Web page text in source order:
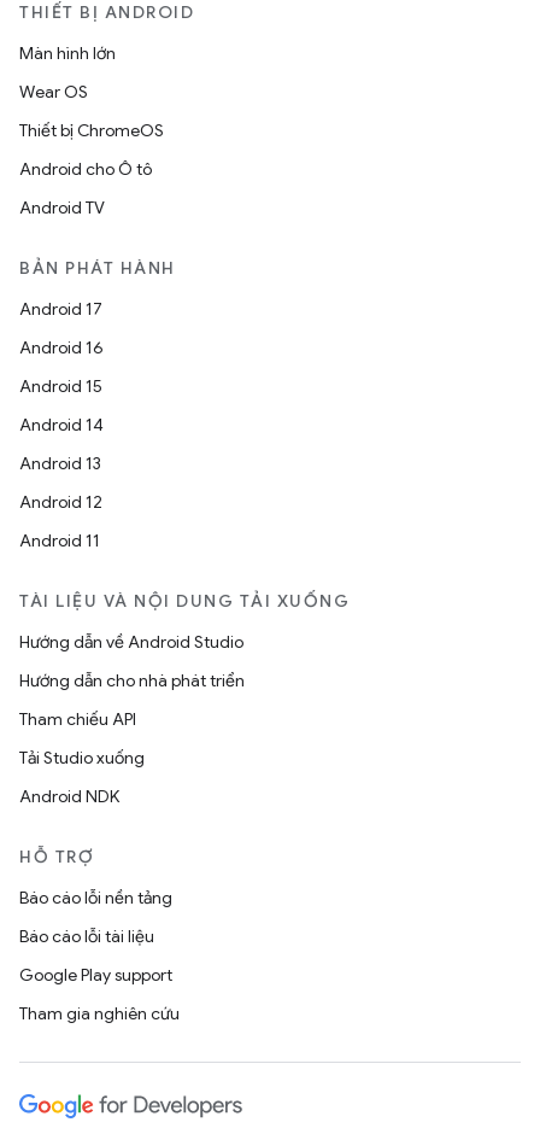
THIẾT BỊ ANDROID
Màn hình lớn
Wear OS
Thiết bị ChromeOS
Android cho Ô tô
Android TV
BẢN PHÁT HÀNH
Android 17
Android 16
Android 15
Android 14
Android 13
Android 12
Android 11
TÀI LIỆU VÀ NỘI DUNG TẢI XUỐNG
Hướng dẫn về Android Studio
Hướng dẫn cho nhà phát triển
Tham chiếu API
Tải Studio xuống
Android NDK
HỖ TRỢ
Báo cáo lỗi nền tảng
Báo cáo lỗi tài liệu
Google Play support
Tham gia nghiên cứu